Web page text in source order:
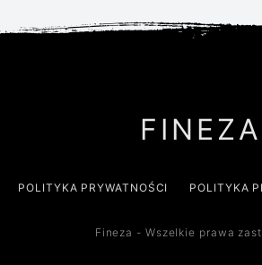
FINEZA
POLITYKA PRYWATNOŚCI POLITYKA
Fineza - Wszelkie prawa